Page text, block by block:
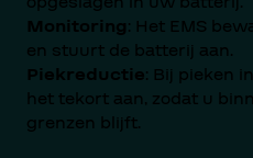
Monitoring: Het EMS
en stuurt de batterij aan.
Piekreductie: Bij pieken
het tekort aan, zodat u
grenzen blijft.